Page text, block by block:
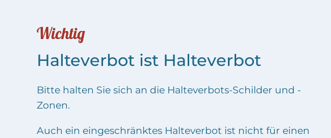
Wichtig
Halteverbot ist Halteverbot
Bitte halten Sie sich an die Halteverbots-Schilder und -
Zonen.
Auch ein eingeschränktes Halteverbot ist nicht für einen